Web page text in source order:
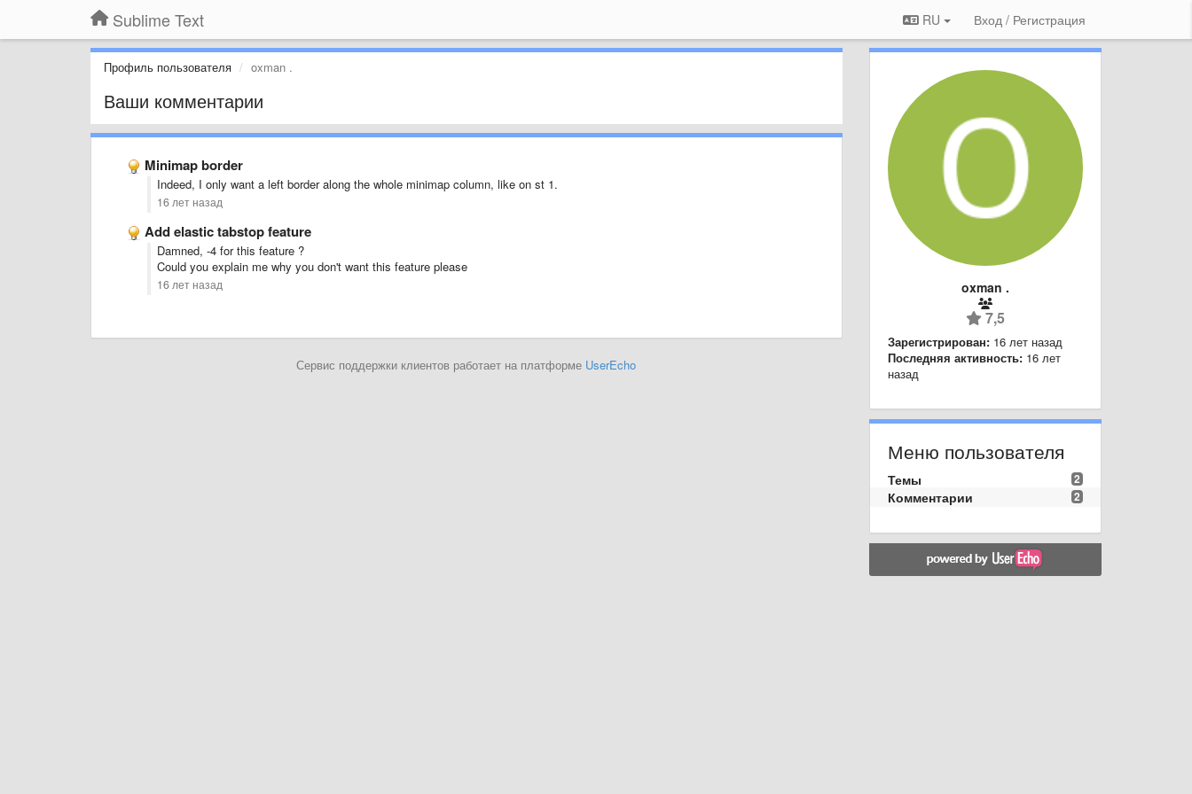
Sublime Text RU Вход / Регистрация
Профиль пользователя oxman .
Ваши комментарии
Minimap border
Indeed, I only want a left border along the whole minimap column, like on st 1.
16 лет назад
Add elastic tabstop feature
Damned, -4 for this feature ?
Could you explain me why you don't want this feature please
16 лет назад
Сервис поддержки клиентов работает на платформе UserEcho
oxman .
7,5
Зарегистрирован: 16 лет назад
Последняя активность: 16 лет
назад
Меню пользователя
2
Темы
2
Комментарии